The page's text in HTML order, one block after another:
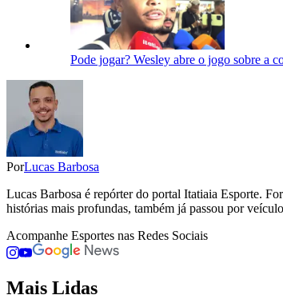
Pode jogar? Wesley abre o jogo sobre a
PorLucas Barbosa
Lucas Barbosa é repórter do portal Itatiaia Esporte.
histórias mais profundas, também já passou por
Acompanhe Esportes nas Redes Sociais
Mais Lidas